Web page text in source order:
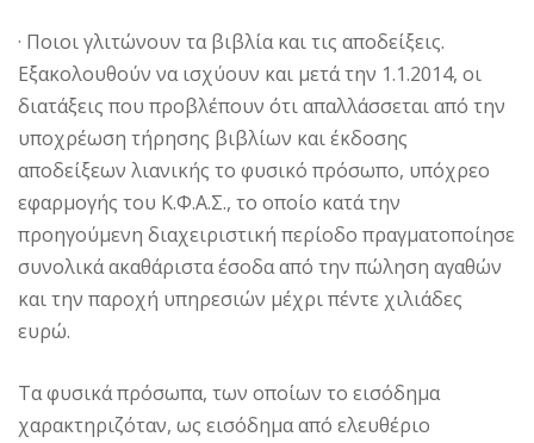
· Ποιοι γλιτώνουν τα βιβλία και τις αποδείξεις.
Εξακολουθούν να ισχύουν και μετά την 1.1.2014, οι
διατάξεις που προβλέπουν ότι απαλλάσσεται από την
υποχρέωση τήρησης βιβλίων και έκδοσης
αποδείξεων λιανικής το φυσικό πρόσωπο, υπόχρεο
εφαρμογής του Κ.Φ.Α.Σ., το οποίο κατά την
προηγούμενη διαχειριστική περίοδο πραγματοποίησε
συνολικά ακαθάριστα έσοδα από την πώληση αγαθών
και την παροχή υπηρεσιών μέχρι πέντε χιλιάδες
ευρώ.
Τα φυσικά πρόσωπα, των οποίων το εισόδημα
χαρακτηριζόταν, ως εισόδημα από ελευθέριο